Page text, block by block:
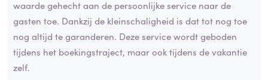
waarde gehecht aan de persoonlijke service naar de
gasten toe. Dankzij de kleinschaligheid is dat tot nog toe
nog altijd te garanderen. Deze service wordt geboden
tijdens het boekingstraject, maar ook tijdens de vakantie
zelf.